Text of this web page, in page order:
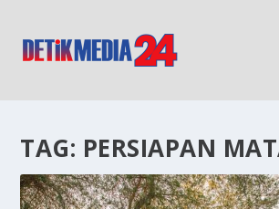
TAG: PERSIAPAN